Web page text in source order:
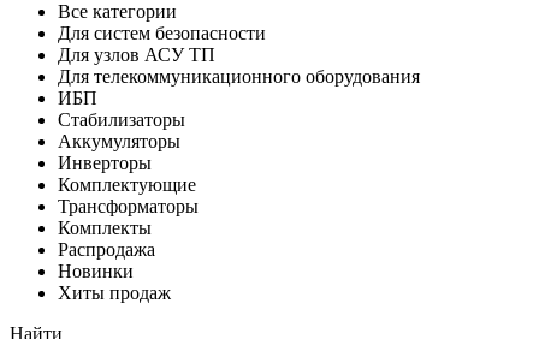
Все категории
Для систем безопасности
Для узлов АСУ ТП
Для телекоммуникационного оборудования
ИБП
Стабилизаторы
Аккумуляторы
Инверторы
Комплектующие
Трансформаторы
Комплекты
Распродажа
Новинки
Хиты продаж
Найти